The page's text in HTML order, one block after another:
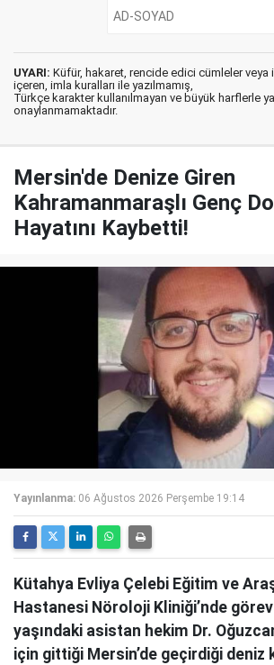
UYARI: Küfür, hakaret, rencide edici cümleler veya
içeren, imla kuralları ile yazılmamış,
Türkçe karakter kullanılmayan ve büyük harflerle
onaylanmamaktadır.
Mersin'de Denize Giren
Kahramanmaraşlı Genç
Hayatını Kaybetti!
Yayınlanma: 06 Ağustos 2026 Perşembe 19:14
Kütahya Evliya Çelebi Eğitim ve
Hastanesi Nöroloji Kliniği’nde
yaşındaki asistan hekim Dr.
için gittiği Mersin’de geçirdiği deniz